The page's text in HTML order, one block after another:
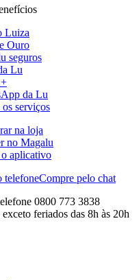
Luiza
Ouro
seguros
Lu
da Lu
os serviços
na loja
no Magalu
aplicativo
telefoneCompre pelo chat
0800 773 3838
feriados das 8h às 20h